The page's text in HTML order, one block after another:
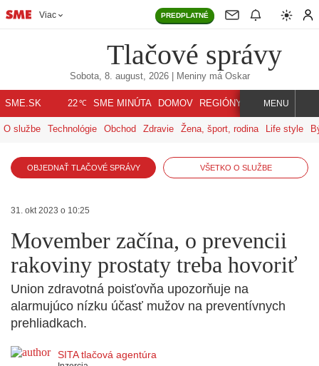
Viac PREDPLATNÉ
Tlačové správy
Sobota, 8. august, 2026| Meniny má Oskar
SME.SK 22℃ SME MINÚTA DOMOV REGIÓNY INDEX SVET
MENU
O službe Technológie Obchod Zdravie Žena, šport, rodina Life style
OBJEDNAŤ TLAČOVÉ SPRÁVY VŠETKO O SLUŽBE
31. okt 2023 o 10:25
Movember začína, o prevencii
rakoviny prostaty treba hovoriť
Union zdravotná poisťovňa upozorňuje na
alarmujúco nízku účasť mužov na preventívnych
prehliadkach.
SITA tlačová agentúra